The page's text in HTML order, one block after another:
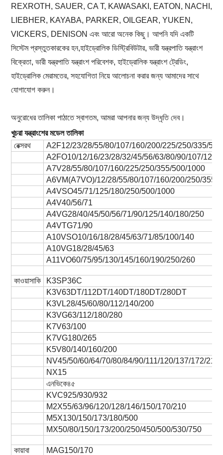
REXROTH, SAUER, CA T, KAWASAKI, EATON, NACHI,
LIEBHER, KAYABA, PARKER, OILGEAR, YUKEN,
VICKERS, DENISON এবং আরো অনেক কিছু। আপনি যদি একটি
সিস্টেম প্রস্তুতকারকের হন,হাইড্রোলিক ডিস্ট্রিবিউটার, ভারী যন্ত্রপাতি যন্ত্রাংশ
বিক্রেতা, ভারী যন্ত্রপাতি যন্ত্রাংশ পরিবেশক, হাইড্রোলিক যন্ত্রাংশ ট্রেডিং,
হাইড্রোলিক মেরামতের, সহযোগিতা নিয়ে আলোচনা করার জন্য আমাদের সাথে
যোগাযোগ করুন।
অনুরোধের তালিকা পাঠাতে স্বাগতম, আমরা আপনার জন্য উদ্ধৃতি দেব।
খুচরা যন্ত্রাংশের মডেল তালিকা
রেক্সরথ
A2F12/23/28/55/80/107/160/200/225/250/335/500
A2FO10/12/16/23/28/32/45/56/63/80/90/107/125/
A7V28/55/80/107/160/225/250/355/500/1000
A6VM(A7VO)/12/28/55/80/107/160/200/250/355/
A4VSO45/71/125/180/250/500/1000
A4V40/56/71
A4VG28/40/45/50/56/71/90/125/140/180/250
A4VTG71/90
A10VSO10/16/18/28/45/63/71/85/100/140
A10VG18/28/45/63
A11VO60/75/95/130/145/160/190/250/260
কাওয়াসাকি
K3SP36C
K3V63DT/112DT/140DT/180DT/280DT
K3VL28/45/60/80/112/140/200
K3VG63/112/180/280
K7V63/100
K7VG180/265
K5V80/140/160/200
NV45/50/60/64/70/80/84/90/111/120/137/172/
NX15
এনভিকে৪৫
KVC925/930/932
M2X55/63/96/120/128/146/150/170/210
M5X130/150/173/180/500
MX50/80/150/173/200/250/450/500/530/750
কায়াবা
MAG150/170